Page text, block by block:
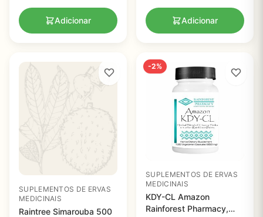
Adicionar Adicionar
SUPLEMENTOS DE ERVAS
MEDICINAIS
Raintree Simarouba 500
-2%
SUPLEMENTOS DE ERVAS
MEDICINAIS
KDY-CL Amazon
Rainforest Pharmacy,